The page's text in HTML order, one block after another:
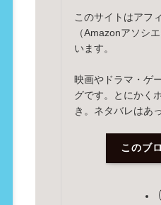
このサイトはアフ
（Amazonアソシ
います。
映画やドラマ・ゲ
グです。とにかく
き。ネタバレはあ
このブ